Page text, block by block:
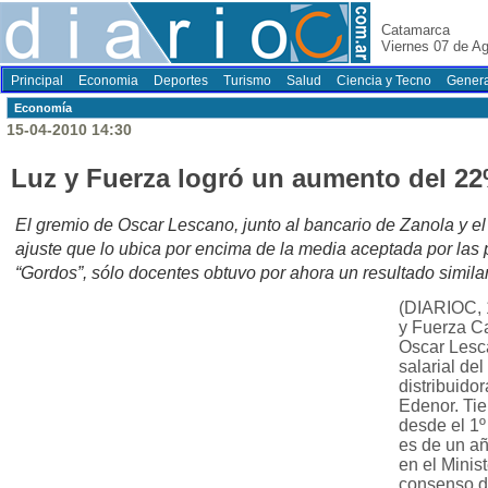
Catamarca
Viernes 07 de
Principal Economia Deportes Turismo Salud Ciencia y Tecno
Economí­a
15-04-2010 14:30
Luz y Fuerza logró un aumento del
El gremio de Oscar Lescano, junto al bancario de Zanola y
ajuste que lo ubica por encima de la media aceptada por las
“Gordos”, sólo docentes obtuvo por ahora un resultado
(DIARIOC,
y Fuerza
Oscar
salarial del
Edenor.
desde el
es de un
en el